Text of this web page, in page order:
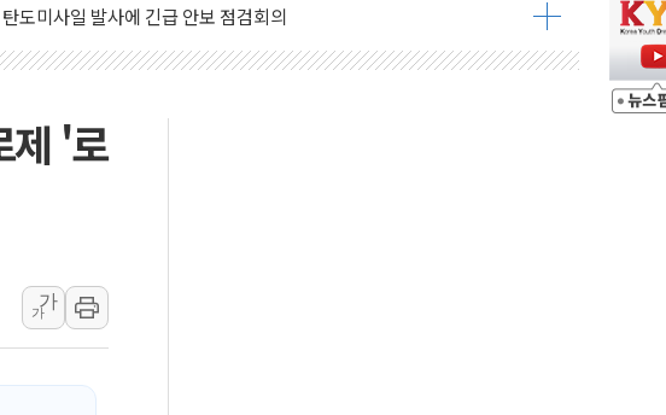
고용 둔화·호르무즈 재개방 기대에 강세
완화에 실적 호조까지, 상승...호실적 보고 기업 상승세 뚜렷
속 'DGC' 임시 주총 기대감에 홀로 상한가…마진 잔액은 사상 최고
금융시장 레버리지 위험수위…숨은 차입이 더 큰 변수"
로 단거리 탄도미사일 1발 발사… 올해 10번째·42일 만 도발
미 콜롬비아에 새 안보 위기… 반군·마약카르텔이 습득해 전투 활용
제 '로
가
가